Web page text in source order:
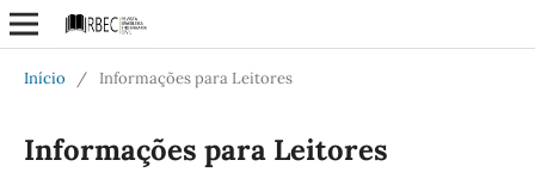
Início / Informações para Leitores
Informações para Leitores